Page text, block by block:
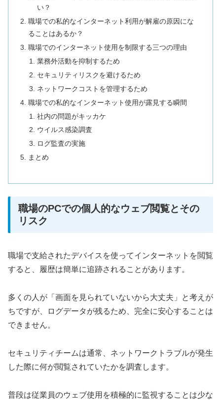
い？
職場での私的なインターネット利用が解雇の原因にな
ることはあるか？
職場でのインターネット使用を制限する三つの理由
業務外活動を抑制するため
セキュリティリスクを避けるため
ネットワークコストを管理するため
職場での私的なインターネット使用が露見する瞬間
社内の問題がキッカケ
ウイルス感染調査
ログ監査の実施
まとめ
職場のPCでの個人的なウェブ閲覧とその
リスク
職場で支給されたデバイスを使ってインターネットを閲覧
すると、履歴は簡単に追跡されることがあります。
多くの人が「画面を見られていないから大丈夫」と考えが
ちですが、ログデータが残るため、完全に安心することは
できません。
セキュリティチームは通常、ネットワークトラブルが発生
した際に何が閲覧されていたかを調査します。
普段は従業員のウェブ使用を積極的に監視することは少な